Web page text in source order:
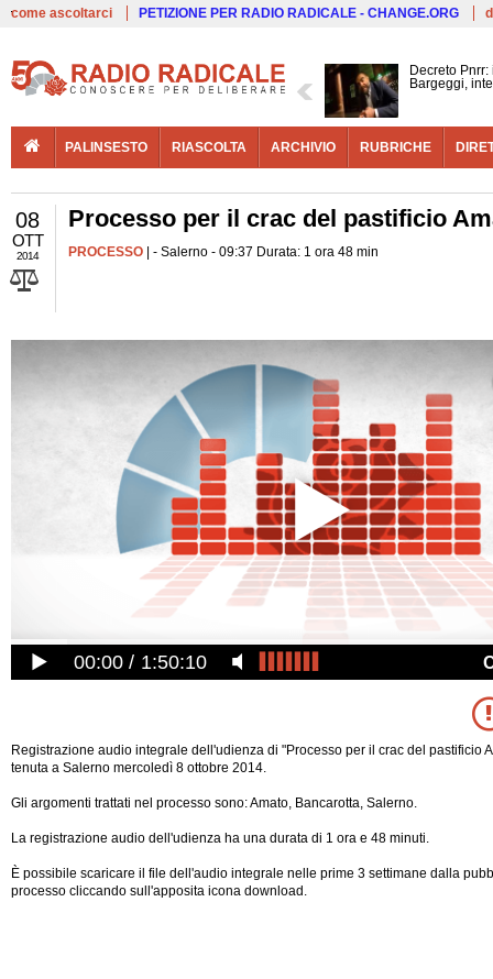
come ascoltarci PETIZIONE PER RADIO RADICALE - CHANGE.ORG
Decreto
Bargeggi,
PALINSESTO RIASCOLTA ARCHIVIO RUBRICHE
08
OTT
2014
Processo per il crac del pastificio
PROCESSO | - Salerno - 09:37 Durata: 1 ora 48 min
00:00 1:50:10
Registrazione audio integrale dell'udienza di "Processo per il crac del pastificio
tenuta a Salerno mercoledì 8 ottobre 2014.
Gli argomenti trattati nel processo sono: Amato, Bancarotta, Salerno.
La registrazione audio dell'udienza ha una durata di 1 ora e 48 minuti.
È possibile scaricare il file dell'audio integrale nelle prime 3 settimane dalla
processo cliccando sull'apposita icona download.